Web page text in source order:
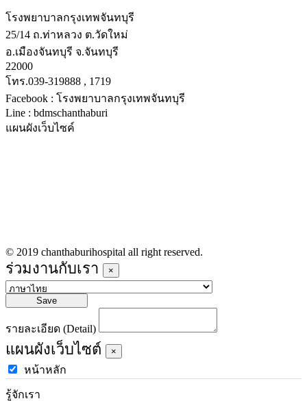
โรงพยาบาลกรุงเทพจันทบุรี
25/14 ถ.ท่าหลวง ต.วัดใหม่
อ.เมืองจันทบุรี จ.จันทบุรี
22000
โทร.039-319888 , 1719
Facebook : โรงพยาบาลกรุงเทพจันทบุรี
Line : bdmschanthaburi
แผนผังเว็บไซค์
© 2019 chanthaburihospital all right reserved.
ร่วมงานกับเรา ×
Save
รายละเอียด (Detail)
แผนผังเว็บไซต์ ×
หน้าหลัก
รู้จักเรา